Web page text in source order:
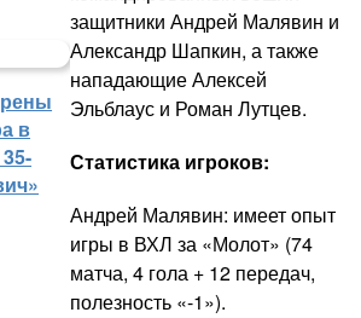
в
защитники Андрей Малявин и
Александр Шапкин, а также
нападающие Алексей
Эльблаус и Роман Лутцев.
Статистика игроков:
Андрей Малявин: имеет опыт
игры в ВХЛ за «Молот» (74
матча, 4 гола + 12 передач,
полезность «-1»).